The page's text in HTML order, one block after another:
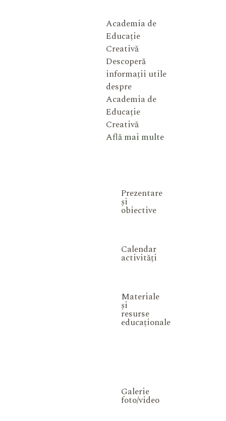
Academia de
Educație
Creativă
Descoperă
informații utile
despre
Academia de
Educație
Creativă
Află mai multe
Prezentare
și
obiective
Calendar
activități
Materiale
și
resurse
educaționale
Galerie
foto/video